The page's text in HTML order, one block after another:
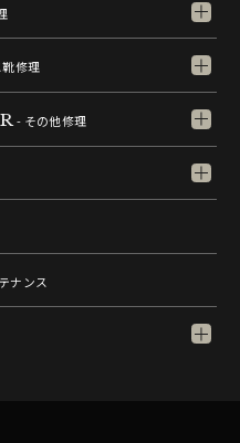
修理
- その他修理
ナンス